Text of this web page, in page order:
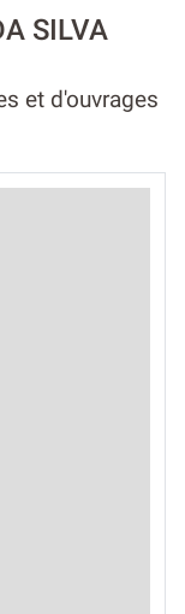
SILVA
et d'ouvrages